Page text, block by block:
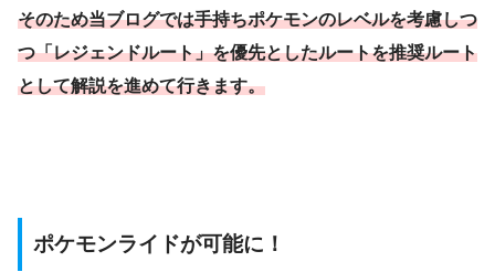
そのため当ブログでは手持ちポケモンのレベルを考慮しつ
つ「レジェンドルート」を優先としたルートを推奨ルート
として解説を進めて行きます。
ポケモンライドが可能に！